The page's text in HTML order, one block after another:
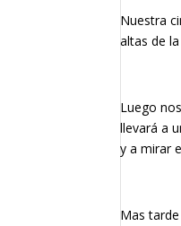
Nuestra
altas de
Luego
llevará a
y a mirar
Mas